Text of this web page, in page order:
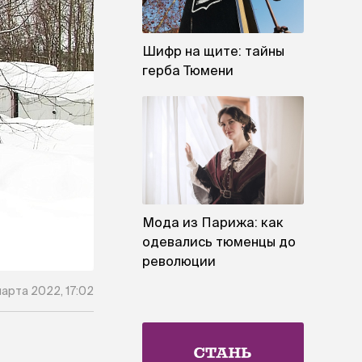
2022, 17:02
Шифр на щите: тайны
герба Тюмени
Мода из Парижа: как
одевались тюменцы до
революции